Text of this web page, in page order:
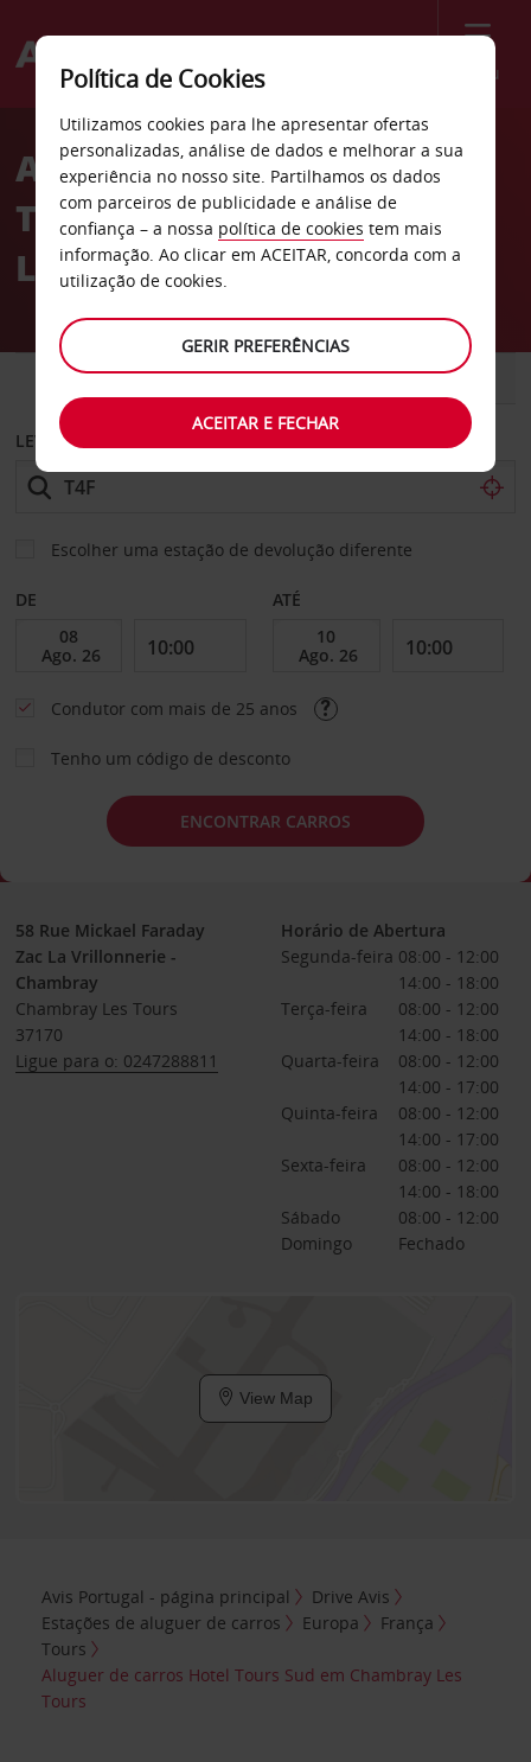
Menu
Welcome
AvisAluguer de carros Hotel
Tours Sud em Chambray
Les Tours
CARRO COMERCIAIS
LEVANTAR EM
Escolher uma estação de devolução diferente
DE ATÉ
Condutor com mais de 25 anos
Tenho um código de desconto
ENCONTRAR CARROS
58 Rue Mickael Faraday
Zac La Vrillonnerie -
Chambray
Chambray Les Tours
37170
Ligue para o: 0247288811
Horário de Abertura
Segunda-feira 08:00 - 12:00
14:00 - 18:00
Terça-feira
08:00 - 12:00
14:00 - 18:00
Quarta-feira
08:00 - 12:00
14:00 - 17:00
Quinta-feira
08:00 - 12:00
14:00 - 17:00
Sexta-feira
08:00 - 12:00
14:00 - 18:00
Sábado
08:00 - 12:00
Domingo
Fechado
View Map
Avis Portugal - página principal
Drive Avis
Estações de aluguer de carros
Europa
França
Tours
Aluguer de carros Hotel Tours Sud em Chambray Les
Tours
Política de Cookies
Utilizamos cookies para lhe apresentar ofertas
personalizadas, análise de dados e melhorar a sua
experiência no nosso site. Partilhamos os dados
com parceiros de publicidade e análise de
confiança – a nossa política de cookies tem mais
informação. Ao clicar em ACEITAR, concorda com a
utilização de cookies.
GERIR PREFERÊNCIAS
ACEITAR E FECHAR